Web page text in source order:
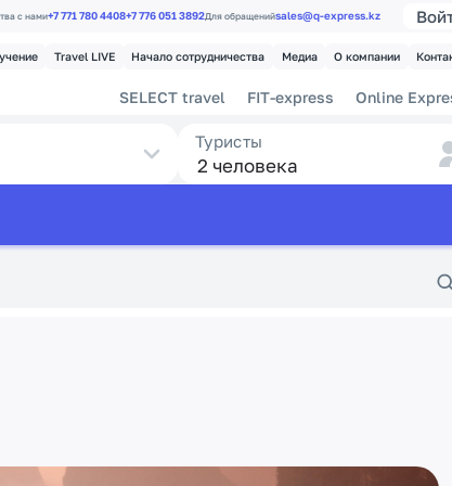
с нами+7 771 780 4408+7 776 051 3892Для обращенийsales@q-express.kz
Travel LIVE Начало сотрудничества Медиа О компании
SELECT travel FIT-express Online
Туристы